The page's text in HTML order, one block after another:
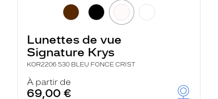
Lunettes de vue
Signature Krys
KOR2206 530 BLEU FONCE CRIST
À partir de
69,00 €